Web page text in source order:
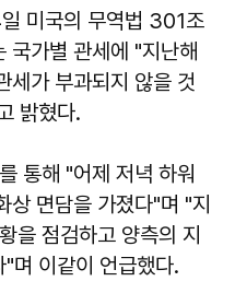
미국의 무역법 301조
국가별 관세에 "지난해
세가 부과되지 않을 것
밝혔다.
통해 "어제 저녁 하워
상 면담을 가졌다"며 "지
을 점검하고 양측의 지
며 이같이 언급했다.